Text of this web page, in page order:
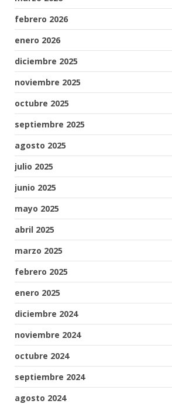
febrero 2026
enero 2026
diciembre 2025
noviembre 2025
octubre 2025
septiembre 2025
agosto 2025
julio 2025
junio 2025
mayo 2025
abril 2025
marzo 2025
febrero 2025
enero 2025
diciembre 2024
noviembre 2024
octubre 2024
septiembre 2024
agosto 2024